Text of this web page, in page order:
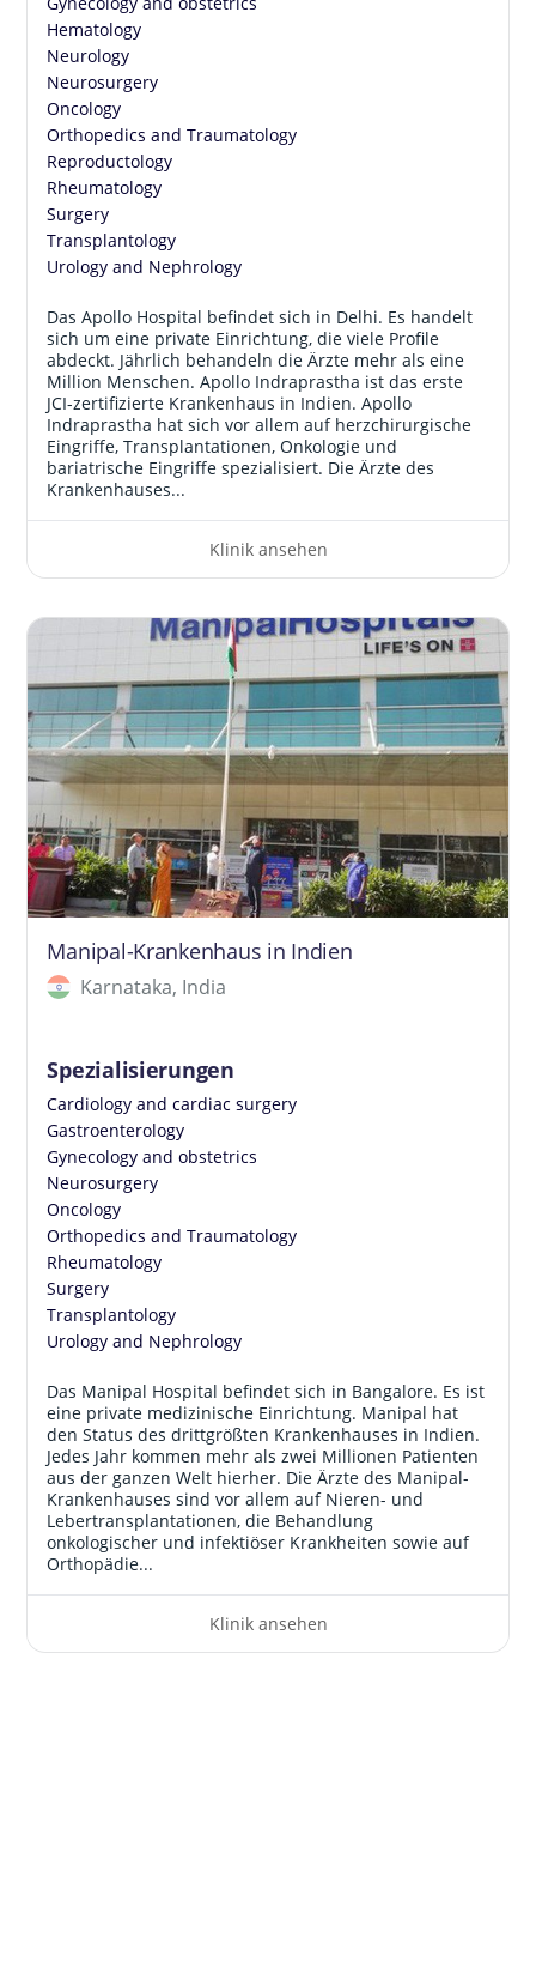
Hematology
Neurology
Neurosurgery
Oncology
Orthopedics and Traumatology
Reproductology
Rheumatology
Surgery
Transplantology
Urology and Nephrology
Das Apollo Hospital befindet sich in Delhi. Es handelt
sich um eine private Einrichtung, die viele Profile
abdeckt. Jährlich behandeln die Ärzte mehr als eine
Million Menschen. Apollo Indraprastha ist das erste
JCI-zertifizierte Krankenhaus in Indien. Apollo
Indraprastha hat sich vor allem auf herzchirurgische
Eingriffe, Transplantationen, Onkologie und
bariatrische Eingriffe spezialisiert. Die Ärzte des
Krankenhauses...
Klinik ansehen
Manipal-Krankenhaus in Indien
Karnataka, India
Spezialisierungen
Cardiology and cardiac surgery
Gastroenterology
Gynecology and obstetrics
Neurosurgery
Oncology
Orthopedics and Traumatology
Rheumatology
Surgery
Transplantology
Urology and Nephrology
Das Manipal Hospital befindet sich in Bangalore. Es ist
eine private medizinische Einrichtung. Manipal hat
den Status des drittgrößten Krankenhauses in Indien.
Jedes Jahr kommen mehr als zwei Millionen Patienten
aus der ganzen Welt hierher. Die Ärzte des Manipal-
Krankenhauses sind vor allem auf Nieren- und
Lebertransplantationen, die Behandlung
onkologischer und infektiöser Krankheiten sowie auf
Orthopädie...
Klinik ansehen